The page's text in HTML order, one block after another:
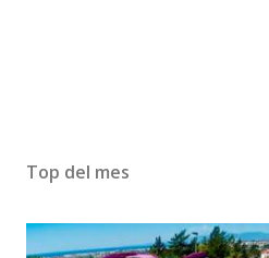
Top del mes